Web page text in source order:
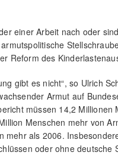
einer Arbeit nach oder
Reform des
gibt es nicht“, so Ulrich
Armut auf
müssen 14,2 Millionen
Menschen mehr von
mehr als 2006.
oder ohne deutsche